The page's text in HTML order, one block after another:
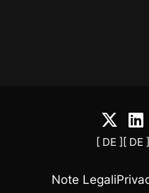
[ DE ][ DE ]
Note Legali